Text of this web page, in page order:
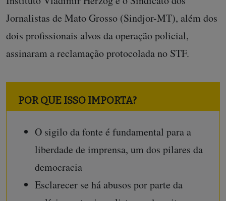
Jornalistas de Mato Grosso (Sindjor-MT), além dos
dois profissionais alvos da operação policial,
assinaram a reclamação protocolada no STF.
POR QUE ISSO IMPORTA?
O sigilo da fonte é fundamental para a
liberdade de imprensa, um dos pilares da
democracia
Esclarecer se há abusos por parte da